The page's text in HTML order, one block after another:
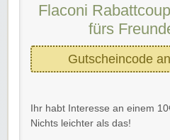
Flaconi
fürs
Gutscheincode
Ihr habt Interesse an einem
Nichts leichter als das!